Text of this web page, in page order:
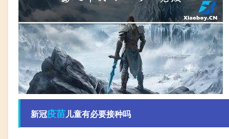
新冠疫苗儿童有必要接种吗